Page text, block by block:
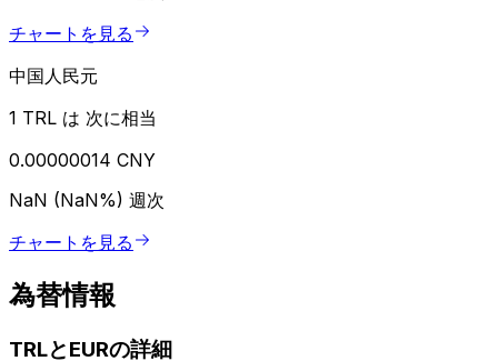
チャートを見る
中国人民元
1 TRL は 次に相当
0.00000014 CNY
NaN (NaN%) 週次
チャートを見る
為替情報
TRLとEURの詳細